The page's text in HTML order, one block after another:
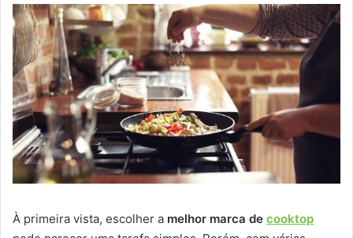
À primeira vista, escolher a melhor marca de cooktop